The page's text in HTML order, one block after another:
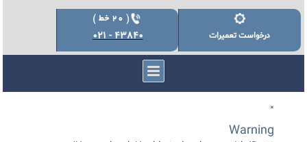
درخواست تعمیرات 43840 - 021
×
Warning